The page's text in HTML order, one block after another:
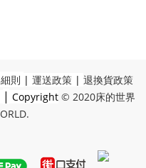
則 | 運送政策 | 退換貨政策
| Copyright © 2020床的世界
.